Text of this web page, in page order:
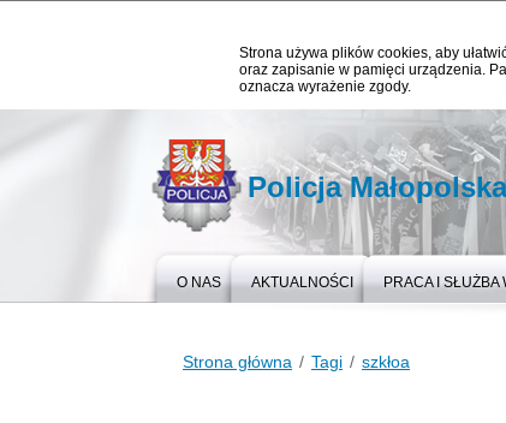
Strona używa plików cookies, aby
oraz zapisanie w pamięci urządzenia.
oznacza wyrażenie zgody.
Policja Małopolska
O NAS AKTUALNOŚCI PRACA I SŁUŻBA
Strona główna Tagi szkłoa